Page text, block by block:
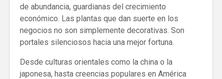
de abundancia, guardianas del crecimiento
económico. Las plantas que dan suerte en los
negocios no son simplemente decorativas. Son
portales silenciosos hacia una mejor fortuna.
Desde culturas orientales como la china o la
japonesa, hasta creencias populares en América